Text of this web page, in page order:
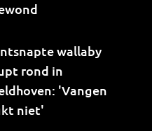
wallaby
rond in
'Vangen
niet'